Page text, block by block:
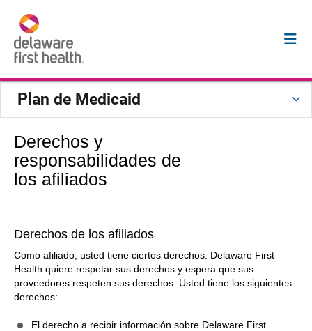
Plan de Medicaid
Derechos y
responsabilidades de
los afiliados
Derechos de los afiliados
Como afiliado, usted tiene ciertos derechos. Delaware First
Health quiere respetar sus derechos y espera que sus
proveedores respeten sus derechos. Usted tiene los siguientes
derechos:
El derecho a recibir información sobre Delaware First